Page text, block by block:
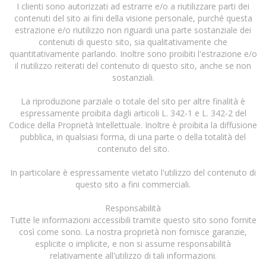
I clienti sono autorizzati ad estrarre e/o a riutilizzare parti dei
contenuti del sito ai fini della visione personale, purché questa
estrazione e/o riutilizzo non riguardi una parte sostanziale dei
contenuti di questo sito, sia qualitativamente che
quantitativamente parlando. Inoltre sono proibiti l'estrazione e/o
il riutilizzo reiterati del contenuto di questo sito, anche se non
sostanziali.
La riproduzione parziale o totale del sito per altre finalità è
espressamente proibita dagli articoli L. 342-1 e L. 342-2 del
Codice della Proprietà Intellettuale. Inoltre è proibita la diffusione
pubblica, in qualsiasi forma, di una parte o della totalità del
contenuto del sito.
In particolare è espressamente vietato l'utilizzo del contenuto di
questo sito a fini commerciali.
Responsabilità
Tutte le informazioni accessibili tramite questo sito sono fornite
così come sono. La nostra proprietà non fornisce garanzie,
esplicite o implicite, e non si assume responsabilità
relativamente all'utilizzo di tali informazioni.